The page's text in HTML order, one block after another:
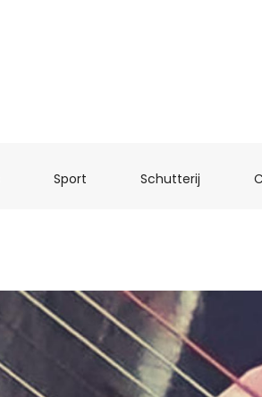
(current)Sport (current)Schutterij (current)